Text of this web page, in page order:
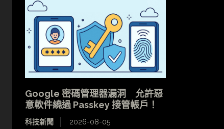
Google 密碼管理器漏洞 允許惡
意軟件繞過 Passkey 接管帳戶！
科技新聞 2026-08-05